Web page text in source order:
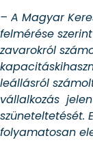
– A Magyar
felmérése
zavarokról
leállásról
vállalkozás
szüneteltetését.
folyamatosan